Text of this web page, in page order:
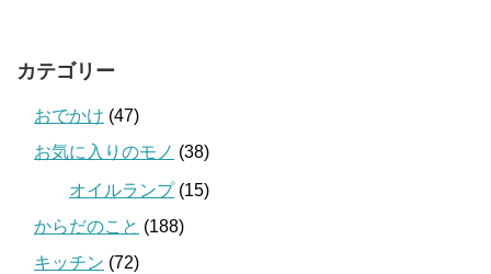
カテゴリー
おでかけ (47)
お気に入りのモノ (38)
オイルランプ(15)
からだのこと (188)
キッチン (72)